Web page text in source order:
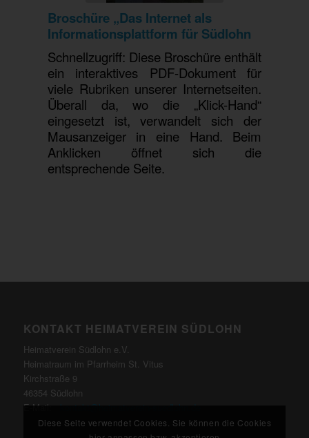
Broschüre „Das Internet als
Informationsplattform für Südlohn
Schnellzugriff: Diese Broschüre enthält
ein interaktives PDF-Dokument für
viele Rubriken unserer Internetseiten.
Überall da, wo die „Klick-Hand“
eingesetzt ist, verwandelt sich der
Mausanzeiger in eine Hand. Beim
Anklicken öffnet sich die
entsprechende Seite.
KONTAKT HEIMATVEREIN SÜDLOHN
Heimatverein Südlohn e.V.
Heimatraum im Pfarrheim St. Vitus
Kirchstraße 9
46354 Südlohn
E-Mail: kontakt@heimatverein-suedlohn.de
Diese Seite verwendet Cookies. Sie können die Cookies